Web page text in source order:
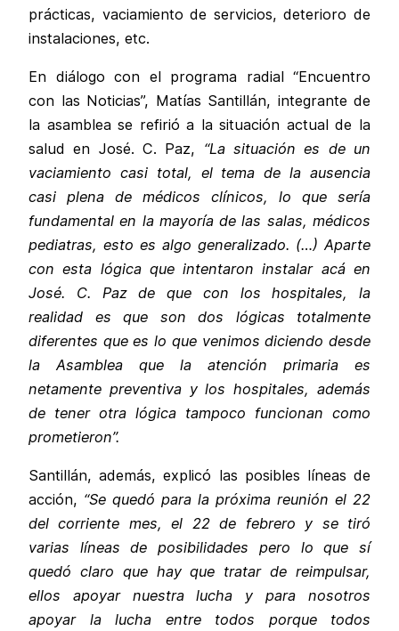
prácticas, vaciamiento de servicios, deterioro de
instalaciones, etc.
En diálogo con el programa radial “Encuentro
con las Noticias”, Matías Santillán, integrante de
la asamblea se refirió a la situación actual de la
salud en José. C. Paz, “La situación es de un
vaciamiento casi total, el tema de la ausencia
casi plena de médicos clínicos, lo que sería
fundamental en la mayoría de las salas, médicos
pediatras, esto es algo generalizado. (…) Aparte
con esta lógica que intentaron instalar acá en
José. C. Paz de que con los hospitales, la
realidad es que son dos lógicas totalmente
diferentes que es lo que venimos diciendo desde
la Asamblea que la atención primaria es
netamente preventiva y los hospitales, además
de tener otra lógica tampoco funcionan como
prometieron”.
Santillán, además, explicó las posibles líneas de
acción, “Se quedó para la próxima reunión el 22
del corriente mes, el 22 de febrero y se tiró
varias líneas de posibilidades pero lo que sí
quedó claro que hay que tratar de reimpulsar,
ellos apoyar nuestra lucha y para nosotros
apoyar la lucha entre todos porque todos